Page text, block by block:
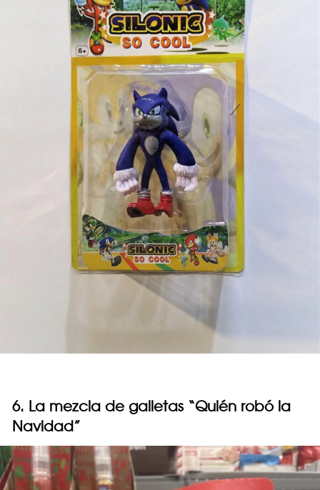
6. La mezcla de galletas “Quién robó la
Navidad”